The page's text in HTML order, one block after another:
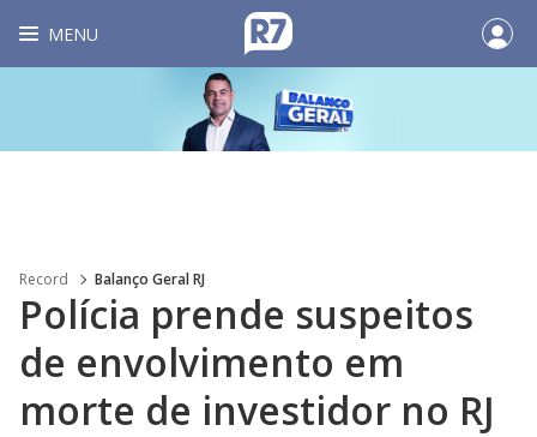
MENU
Record Balanço Geral RJ
Polícia prende suspeitos
de envolvimento em
morte de investidor no RJ